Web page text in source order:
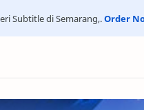
Subtitle di Semarang,.Order